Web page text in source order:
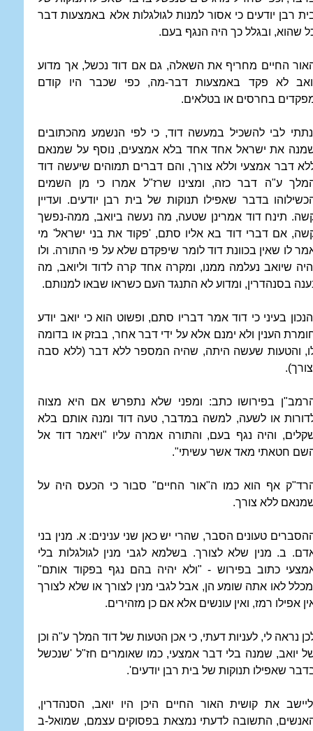
רבן יודעים כי אסור למנות לגולגלות אלא באמצעות דבר
שהוא, ובגלל כך היה הנגף בעם.
החיים מחריף את השאלה, גם אם דוד נכשל, אך מדוע
לא פקד באמצעות דבר-מה, כפי שכבר היו קודם
בחרסים או בטלאים.
לבי להשכיל במעשה דוד, כי לפי הנשמע מהכתובים
את ישראל אחד אחד בלא אמצעים, נוסף על שמנאם
דבר אמצעי וללא צורך, והם דברים תמוהים שיעשה דוד
ע"ה דבר כזה, ומצינו שרז"ל אמרו כי מן השמים
בדבר שאפילו תנוקות של בית רבן יודעים. ועדיין
תינח דוד אמרינן שטעה, מה נעשה ביואב, ממה-נפשך
אם דברי דוד בא אליו סתם, 'פקוד את בני ישראל' מי
לו שאין בכוונת דוד לומר שיפקדם שלא על פי התורה. ולו
שיואב נעלמה ממנו, ומקרה אחד קרה לדוד וליואב, מה
בסנהדרין, ומדוע לא התנגד העם כשראו שבאו למנותם.
בעיני כי דוד אמר דבריו סתם, ופשוט הוא כי יואב יודע
הענין ולא ימנם אלא על ידי דבר אחר, בבזק או בדומה
והטעות שעשה היתה, שהיה המספר ללא דבר (ללא סבה
בפירושו כתב: ומפני שלא נתפרש אם היא מצוה
או לשעה, למשה במדבר, טעה דוד ומנה אותם בלא
והיה נגף בעם, והתורה אמרה עליו "ויאמר דוד אל
חטאתי מאד אשר עשיתי".
אף הוא כמו ה"אור החיים" סבור כי הכעס היה על
ללא צורך.
טעונים הסבר, שהרי יש כאן שני ענינים: א. מנין בני
ב. מנין שלא לצורך. בשלמא לגבי מנין לגולגלות בלי
כתוב בפירוש - "ולא יהיה בהם נגף בפקוד אותם"
לאו אתה שומע הן, אבל לגבי מנין לצורך או שלא לצורך
אפילו רמז, ואין עונשים אלא אם כן מזהירים.
נראה לי, לעניות דעתי, כי אכן הטעות של דוד המלך ע"ה וכן
יואב, שמנה בלי דבר אמצעי, כמו שאומרים חז"ל 'שנכשל
שאפילו תנוקות של בית רבן יודעים'.
את קושית האור החיים היכן היו יואב, הסנהדרין,
התשובה לדעתי נמצאת בפסוקים עצמם, שמואל-ב